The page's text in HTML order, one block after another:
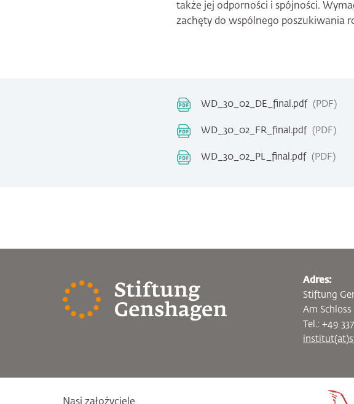
także jej odporności i spójności.
zachęty do wspólnego poszukiwania
WD_30_02_DE_final.pdf PDF
WD_30_02_FR_final.pdf PDF
WD_30_02_PL_final.pdf PDF
Adres:
Stiftung
Am Schloss
Tel.: +49
Nasi założyciele